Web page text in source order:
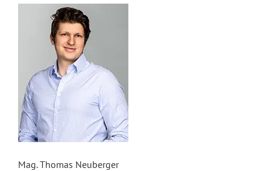
Mag. Thomas Neuberger